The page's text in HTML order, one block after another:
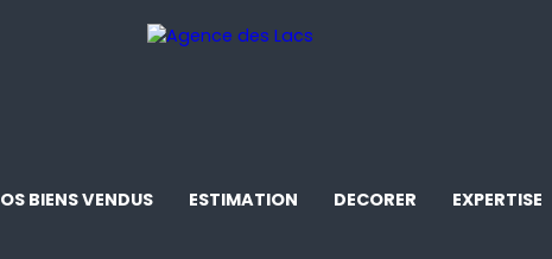
BIENS VENDUS ESTIMATION DECORER EXPERTISE